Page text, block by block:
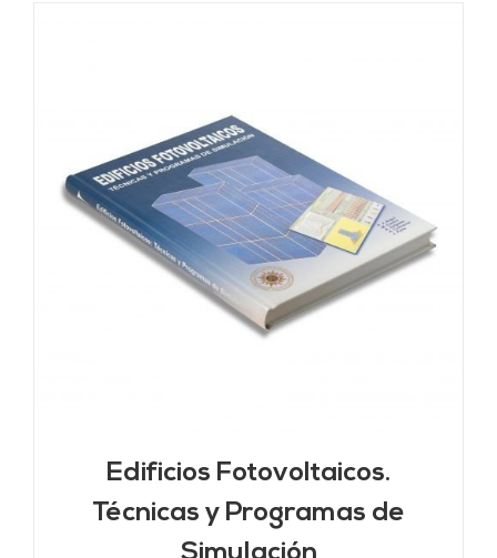
Edificios Fotovoltaicos.
Técnicas y Programas de